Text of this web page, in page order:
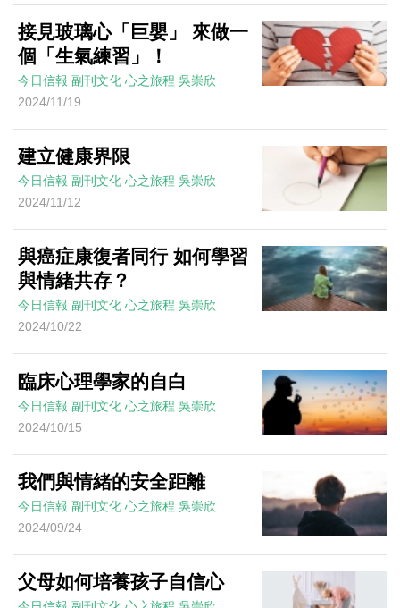
接見玻璃心「巨嬰」 來做一
個「生氣練習」！
今日信報 副刊文化 心之旅程 吳崇欣
2024/11/19
建立健康界限
今日信報 副刊文化 心之旅程 吳崇欣
2024/11/12
與癌症康復者同行 如何學習
與情緒共存？
今日信報 副刊文化 心之旅程 吳崇欣
2024/10/22
臨床心理學家的自白
今日信報 副刊文化 心之旅程 吳崇欣
2024/10/15
我們與情緒的安全距離
今日信報 副刊文化 心之旅程 吳崇欣
2024/09/24
父母如何培養孩子自信心